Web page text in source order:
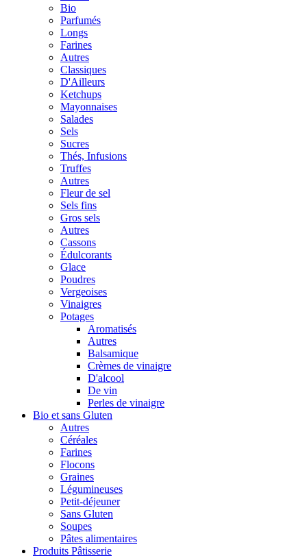
Bio
Parfumés
Longs
Farines
Autres
Classiques
D'Ailleurs
Ketchups
Mayonnaises
Salades
Sels
Sucres
Thés, Infusions
Truffes
Autres
Fleur de sel
Sels fins
Gros sels
Autres
Cassons
Édulcorants
Glace
Poudres
Vergeoises
Vinaigres
Potages
Aromatisés
Autres
Balsamique
Crèmes de vinaigre
D'alcool
De vin
Perles de vinaigre
Bio et sans Gluten
Autres
Céréales
Farines
Flocons
Graines
Légumineuses
Petit-déjeuner
Sans Gluten
Soupes
Pâtes alimentaires
Produits Pâtisserie